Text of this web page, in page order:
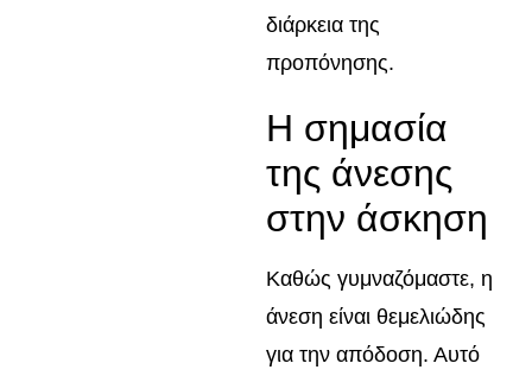
διάρκεια της
προπόνησης.
Η σημασία
της άνεσης
στην άσκηση
Καθώς γυμναζόμαστε, η
άνεση είναι θεμελιώδης
για την απόδοση. Αυτό